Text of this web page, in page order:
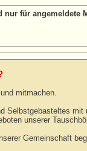
mitmachen.
Selbstgebasteltes mit
unserer
Gemeinschaft